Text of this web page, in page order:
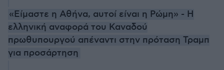
«Είμαστε η Αθήνα, αυτοί είναι η Ρώμη» - Η
ελληνική αναφορά του Καναδού
πρωθυπουργού απέναντι στην πρόταση Τραμπ
για προσάρτηση